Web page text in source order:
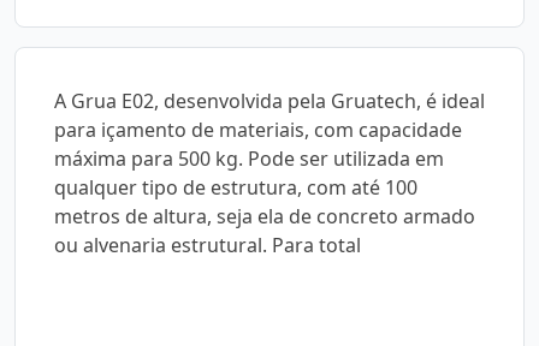
A Grua E02, desenvolvida pela Gruatech, é ideal
para içamento de materiais, com capacidade
máxima para 500 kg. Pode ser utilizada em
qualquer tipo de estrutura, com até 100
metros de altura, seja ela de concreto armado
ou alvenaria estrutural. Para total